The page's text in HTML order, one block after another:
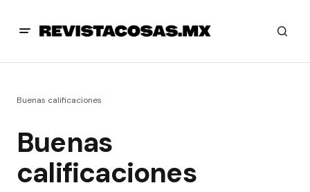
Buenas calificaciones
Buenas
calificaciones